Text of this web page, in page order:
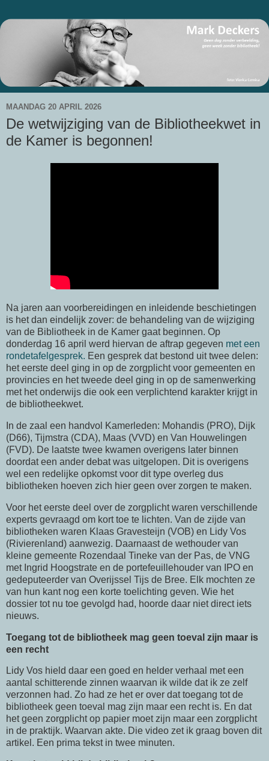
MAANDAG 20 APRIL 2026
De wetwijziging van de Bibliotheekwet in
de Kamer is begonnen!
Na jaren aan voorbereidingen en inleidende beschietingen
is het dan eindelijk zover: de behandeling van de wijziging
van de Bibliotheek in de Kamer gaat beginnen. Op
donderdag 16 april werd hiervan de aftrap gegeven met een
rondetafelgesprek. Een gesprek dat bestond uit twee delen:
het eerste deel ging in op de zorgplicht voor gemeenten en
provincies en het tweede deel ging in op de samenwerking
met het onderwijs die ook een verplichtend karakter krijgt in
de bibliotheekwet.
In de zaal een handvol Kamerleden: Mohandis (PRO), Dijk
(D66), Tijmstra (CDA), Maas (VVD) en Van Houwelingen
(FVD). De laatste twee kwamen overigens later binnen
doordat een ander debat was uitgelopen. Dit is overigens
wel een redelijke opkomst voor dit type overleg dus
bibliotheken hoeven zich hier geen over zorgen te maken.
Voor het eerste deel over de zorgplicht waren verschillende
experts gevraagd om kort toe te lichten. Van de zijde van
bibliotheken waren Klaas Gravesteijn (VOB) en Lidy Vos
(Rivierenland) aanwezig. Daarnaast de wethouder van
kleine gemeente Rozendaal Tineke van der Pas, de VNG
met Ingrid Hoogstrate en de portefeuillehouder van IPO en
gedeputeerder van Overijssel Tijs de Bree. Elk mochten ze
van hun kant nog een korte toelichting geven. Wie het
dossier tot nu toe gevolgd had, hoorde daar niet direct iets
nieuws.
Toegang tot de bibliotheek mag geen toeval zijn maar is
een recht
Lidy Vos hield daar een goed en helder verhaal met een
aantal schitterende zinnen waarvan ik wilde dat ik ze zelf
verzonnen had. Zo had ze het er over dat toegang tot de
bibliotheek geen toeval mag zijn maar een recht is. En dat
het geen zorgplicht op papier moet zijn maar een zorgplicht
in de praktijk. Waarvan akte. Die video zet ik graag boven dit
artikel. Een prima tekst in twee minuten.